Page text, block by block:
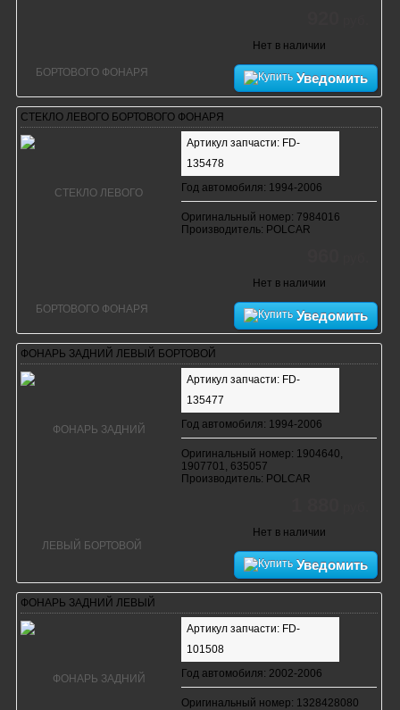
Нет в наличии
Уведомить
СТЕКЛО ЛЕВОГО БОРТОВОГО ФОНАРЯ
Артикул запчасти: FD-
135478
Год автомобиля: 1994-2006
Оригинальный номер: 7984016
Производитель: POLCAR
Нет в наличии
Уведомить
ФОНАРЬ ЗАДНИЙ ЛЕВЫЙ БОРТОВОЙ
Артикул запчасти: FD-
135477
Год автомобиля: 1994-2006
Оригинальный номер: 1904640,
1907701, 635057
Производитель: POLCAR
Нет в наличии
Уведомить
ФОНАРЬ ЗАДНИЙ ЛЕВЫЙ
Артикул запчасти: FD-
101508
Год автомобиля: 2002-2006
Оригинальный номер: 1328428080